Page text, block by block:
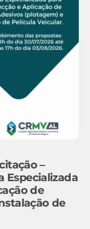
–
Especializada
de
de